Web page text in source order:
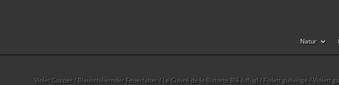
Natur
Violet Copper / Blauschillernder Feuerfalter / Le Cuivré de la Bistorte Blå ildfugl / Fiolett gullvinge / Violett